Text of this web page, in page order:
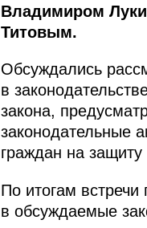
Владимиром
Титовым.
Обсуждались
в
закона,
законодательные
граждан на защиту
По итогам
в обсуждаемые